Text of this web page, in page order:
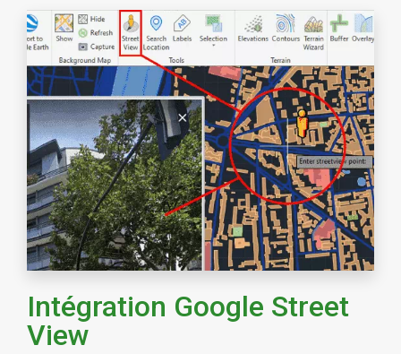
Intégration Google Street
View